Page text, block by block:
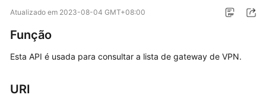
Primeiros
passos
Guia
usuário
Atualizado em 2023-08-04 GMT+08:00
Função
Esta API é usada para consultar a lista de gateway de VPN.
URI